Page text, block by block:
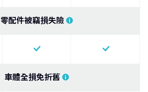
零配件被竊損失險
車體全損免折舊